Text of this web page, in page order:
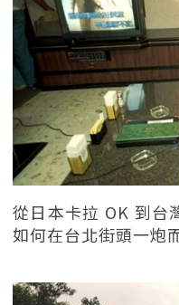
從日本卡拉 OK 到台
如何在台北街頭一炮